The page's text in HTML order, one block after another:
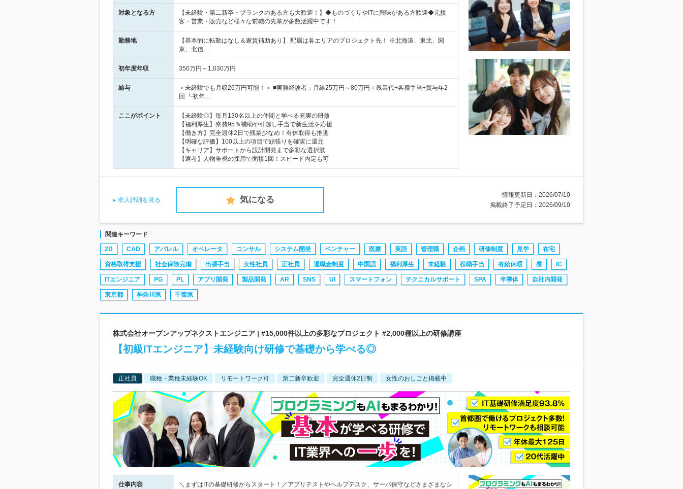
対象となる方
【未経験・第二新卒・ブランクのある方も大歓迎！】◆ものづくりやITに興味がある方歓迎◆元接
客・営業・販売など様々な前職の先輩が多数活躍中です！
勤務地
【基本的に転勤はなし＆家賃補助あり】 配属は各エリアのプロジェクト先！ ※北海道、東北、関
東、北信…
初年度年収 350万円～1,030万円
給与
＜未経験でも月収26万円可能！＞ ■実務経験者：月給25万円～80万円＋残業代+各種手当+賞与年2
回 ┗初年…
ここがポイント
【未経験◎】毎月130名以上の仲間と学べる充実の研修
【福利厚生】寮費95％補助や引越し手当で新生活を応援
【働き方】完全週休2日で残業少なめ！有休取得も推進
【明確な評価】100以上の項目で頑張りを確実に還元
【キャリア】サポートから設計開発まで多彩な選択肢
【選考】人物重視の採用で面接1回！スピード内定も可
求人詳細を見る 気になる
情報更新日：2026/07/10
掲載終了予定日：2026/09/10
関連キーワード
2D CAD アパレル オペレータ コンサル システム開発 ベンチャー 医療 英語 管理職 企画 研修制度 見学 在宅
資格取得支援 社会保険完備 出張手当 女性社員 正社員 退職金制度 中国語 福利厚生 未経験 役職手当 有給休暇 寮 IC
ITエンジニア PG PL アプリ開発 製品開発 AR SNS UI スマートフォン テクニカルサポート SPA 半導体 自社内開発
東京都 神奈川県 千葉県
株式会社オープンアップネクストエンジニア | #15,000件以上の多彩なプロジェクト #2,000種以上の研修講座
【初級ITエンジニア】未経験向け研修で基礎から学べる◎
正社員 職種・業種未経験OK リモートワーク可 第二新卒歓迎 完全週休2日制 女性のおしごと掲載中
仕事内容
＼まずはITの基礎研修からスタート！／アプリテストやヘルプデスク、サーバ保守などさまざまなシ